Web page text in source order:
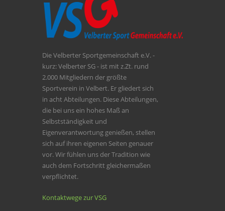
Die Velberter Sportgemeinschaft e.V. -
kurz: Velberter SG - ist mit z.Zt. rund
2.000 Mitgliedern der größte
Sportverein in Velbert. Er gliedert sich
in acht Abteilungen. Diese Abteilungen,
die bei uns ein hohes Maß an
Selbstständigkeit und
Eigenverantwortung genießen, stellen
sich auf ihren eigenen Seiten genauer
vor. Wir fühlen uns der Tradition wie
auch dem Fortschritt gleichermaßen
verpflichtet.
Kontaktwege zur VSG